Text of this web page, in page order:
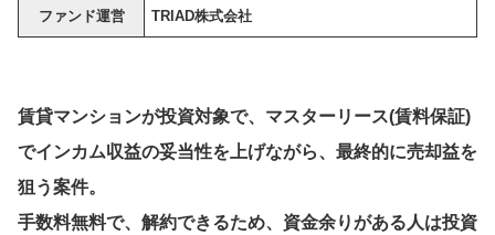
ファンド運営 TRIAD株式会社
賃貸マンションが投資対象で、マスターリース(賃料保証)
でインカム収益の妥当性を上げながら、最終的に売却益を
狙う案件。
手数料無料で、解約できるため、資金余りがある人は投資